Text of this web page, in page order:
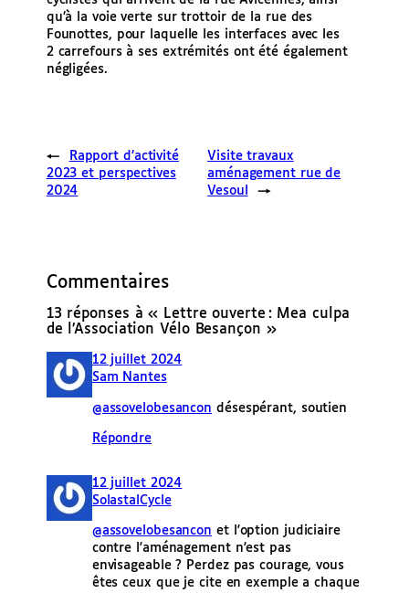
qu’à la voie verte sur trottoir de la rue des
Founottes, pour laquelle les interfaces avec les
2 carrefours à ses extrémités ont été également
négligées.
←
Rapport d’activité
2023 et perspectives
2024
Visite travaux
aménagement rue de
Vesoul
→
Commentaires
13 réponses à « Lettre ouverte : Mea culpa
de l’Association Vélo Besançon »
12 juillet 2024
Sam Nantes
@assovelobesancon désespérant, soutien
Répondre
12 juillet 2024
SolastalCycle
@assovelobesancon et l'option judiciaire
contre l'aménagement n'est pas
envisageable ? Perdez pas courage, vous
êtes ceux que je cite en exemple a chaque